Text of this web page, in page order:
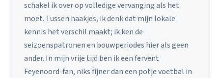
schakel ik over op volledige vervanging als het
moet. Tussen haakjes, ik denk dat mijn lokale
kennis het verschil maakt; ik ken de
seizoenspatronen en bouwperiodes hier als geen
ander. In mijn vrije tijd ben ik een fervent
Feyenoord-fan, niks fijner dan een potje voetbal in